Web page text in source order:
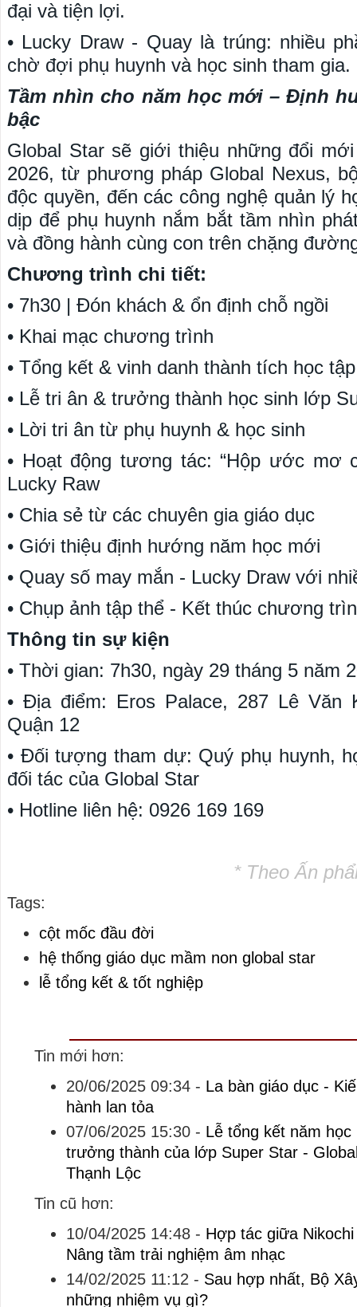
đại và tiện lợi.
• Lucky Draw - Quay là trúng: nhiều
chờ đợi phụ huynh và học sinh tham gia.
Tầm nhìn cho năm học mới – Định
bậc
Global Star sẽ giới thiệu những đổi
2026, từ phương pháp Global Nexus,
độc quyền, đến các công nghệ quản lý
dịp để phụ huynh nắm bắt tầm nhìn
và đồng hành cùng con trên chặng
Chương trình chi tiết:
• 7h30 | Đón khách & ổn định chỗ ngồi
• Khai mạc chương trình
• Tổng kết & vinh danh thành tích học tập
• Lễ tri ân & trưởng thành học sinh lớp
• Lời tri ân từ phụ huynh & học sinh
• Hoạt động tương tác: “Hộp ước mơ
Lucky Raw
• Chia sẻ từ các chuyên gia giáo dục
• Giới thiệu định hướng năm học mới
• Quay số may mắn - Lucky Draw với
• Chụp ảnh tập thể - Kết thúc chương
Thông tin sự kiện
• Thời gian: 7h30, ngày 29 tháng 5 năm
• Địa điểm: Eros Palace, 287 Lê Văn
Quận 12
• Đối tượng tham dự: Quý phụ huynh,
đối tác của Global Star
• Hotline liên hệ: 0926 169 169
* Theo Ấn
Tags:
cột mốc đầu đời
hệ thống giáo dục mầm non global star
lễ tổng kết & tốt nghiệp
Tin mới hơn:
20/06/2025 09:34- La bàn giáo dục -
hành lan tỏa
07/06/2025 15:30- Lễ tổng kết năm
trưởng thành của lớp Super Star -
Thạnh Lộc
Tin cũ hơn:
10/04/2025 14:48- Hợp tác giữa
Nâng tầm trải nghiệm âm nhạc
14/02/2025 11:12 - Sau hợp nhất, Bộ
những nhiệm vụ gì?